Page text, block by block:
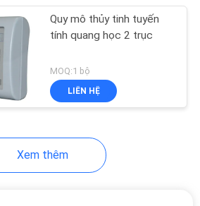
thuật số 3
tuyến tính
Quy mô thủy tinh tuyến
tính quang học 2 trục
MOQ:1 bộ
LIÊN HỆ
Xem thêm